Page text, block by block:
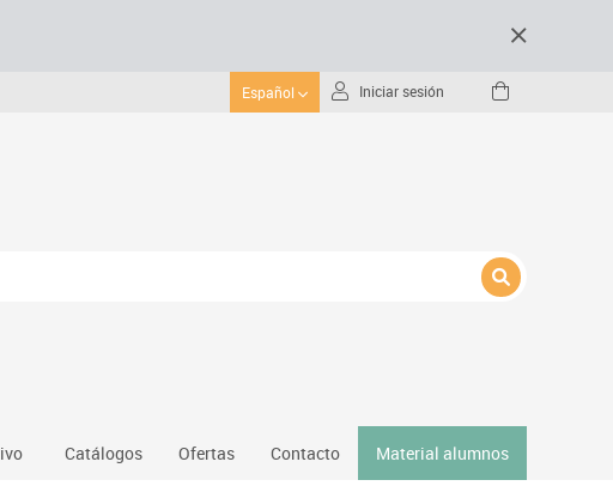
Español Iniciar sesión
Catálogos Ofertas Contacto Material alumnos